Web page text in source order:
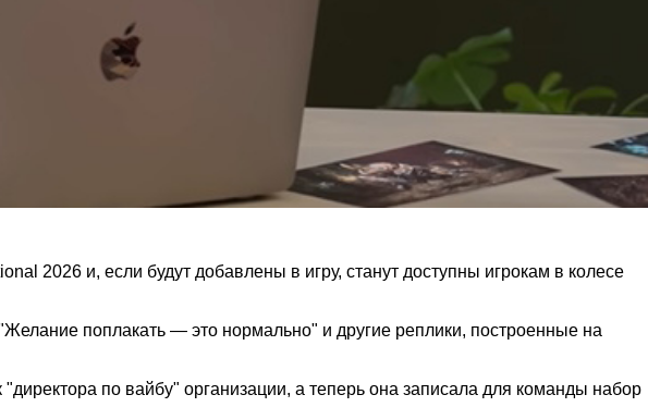
2026 и, если будут добавлены в игру, станут доступны игрокам в колесе
поплакать — это нормально" и другие реплики, построенные на
по вайбу" организации, а теперь она записала для команды набор